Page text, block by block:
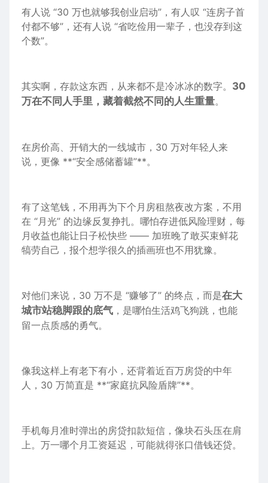
有人说 “30 万也就够我创业启动”，有人叹 “连房子首
付都不够”，还有人说 “省吃俭用一辈子，也没存到这
个数”。
其实啊，存款这东西，从来都不是冷冰冰的数字。 30
万在不同人手里，藏着截然不同的人生重量。
在房价高、开销大的一线城市，30 万对年轻人来
说，更像 **“安全感储蓄罐”**。
有了这笔钱，不用再为下个月房租熬夜改方案，不用
在 “月光” 的边缘反复挣扎。哪怕存进低风险理财，每
月收益也能让日子松快些 —— 加班晚了敢买束鲜花
犒劳自己，报个想学很久的插画班也不用犹豫。
对他们来说，30 万不是 “赚够了” 的终点，而是在大
城市站稳脚跟的底气 ，是哪怕生活鸡飞狗跳，也能
留一点质感的勇气。
像我这样上有老下有小，还背着近百万房贷的中年
人，30 万简直是 **“家庭抗风险盾牌”**。
手机每月准时弹出的房贷扣款短信，像块石头压在肩
上。万一哪个月工资延迟，可能就得张口借钱还贷。